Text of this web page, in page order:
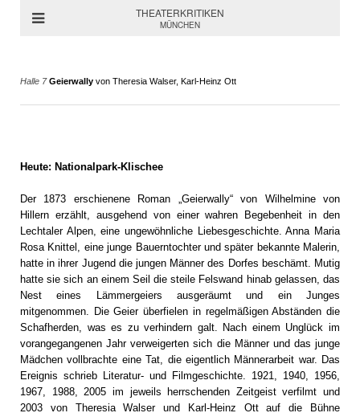
THEATERKRITIKEN
MÜNCHEN
Halle 7Geierwally von Theresia Walser, Karl-Heinz Ott
Heute: Nationalpark-Klischee
Der 1873 erschienene Roman „Geierwally“ von Wilhelmine von
Hillern erzählt, ausgehend von einer wahren Begebenheit in den
Lechtaler Alpen, eine ungewöhnliche Liebesgeschichte. Anna Maria
Rosa Knittel, eine junge Bauerntochter und später bekannte Malerin,
hatte in ihrer Jugend die jungen Männer des Dorfes beschämt. Mutig
hatte sie sich an einem Seil die steile Felswand hinab gelassen, das
Nest eines Lämmergeiers ausgeräumt und ein Junges
mitgenommen. Die Geier überfielen in regelmäßigen Abständen die
Schafherden, was es zu verhindern galt. Nach einem Unglück im
vorangegangenen Jahr verweigerten sich die Männer und das junge
Mädchen vollbrachte eine Tat, die eigentlich Männerarbeit war. Das
Ereignis schrieb Literatur- und Filmgeschichte. 1921, 1940, 1956,
1967, 1988, 2005 im jeweils herrschenden Zeitgeist verfilmt und
2003 von Theresia Walser und Karl-Heinz Ott auf die Bühne